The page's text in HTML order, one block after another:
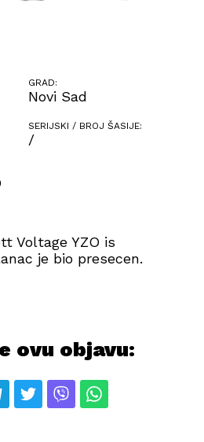
GRAD:
Novi Sad
SERIJSKI / BROJ ŠASIJE:
/
Voltage YZO is
je bio presecen.
ovu objavu: